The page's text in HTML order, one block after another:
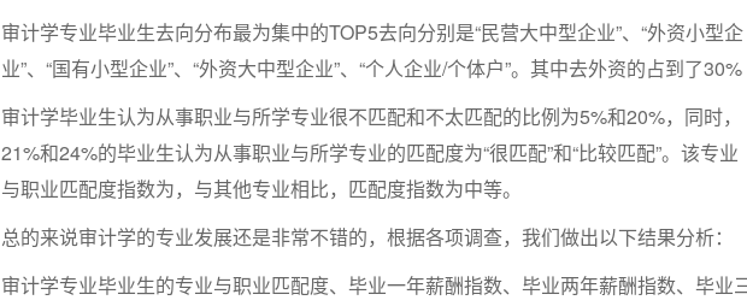
审计学专业毕业生去向分布最为集中的TOP5去向分别是“民营大中型企业”、“外资小型企
业”、“国有小型企业”、“外资大中型企业”、“个人企业/个体户”。其中去外资的占到了30%
审计学毕业生认为从事职业与所学专业很不匹配和不太匹配的比例为5%和20%，同时，
21%和24%的毕业生认为从事职业与所学专业的匹配度为“很匹配”和“比较匹配”。该专业
与职业匹配度指数为，与其他专业相比，匹配度指数为中等。
总的来说审计学的专业发展还是非常不错的，根据各项调查，我们做出以下结果分析：
审计学专业毕业生的专业与职业匹配度、毕业一年薪酬指数、毕业两年薪酬指数、毕业